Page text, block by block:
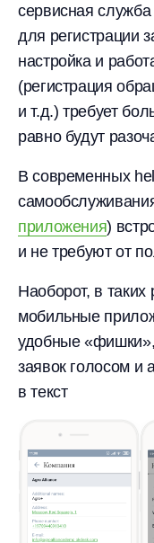
сервисная
для регистрации
настройка и
(регистрация
и т.д.) требует
равно будут
В современных
приложения)
и не требуют от
Наоборот, в
мобильные
удобные
заявок голосом и
в текст